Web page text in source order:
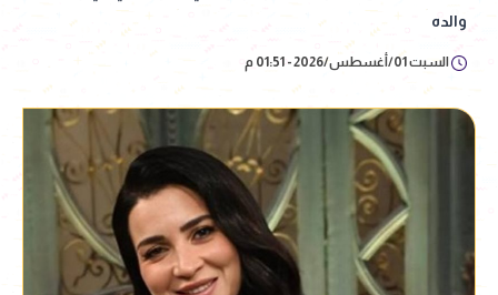
والده
السبت 01/أغسطس/2026 - 01:51 م